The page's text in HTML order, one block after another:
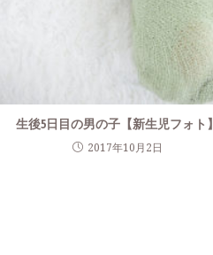
生後5日目の男の子【新生児フォト】
2017年10月2日